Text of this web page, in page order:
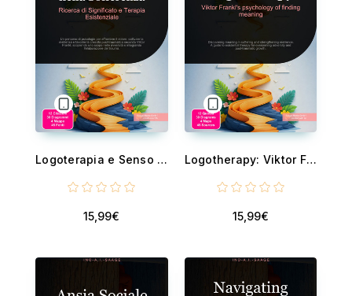
Logoterapia e Senso nella Sofferenza: Ricerca di Significato e Terapia Esistenziale - Un percorso di psicologia per affrontare il dolore, coltivare la resilienza e favorire la crescita post-traumatica secondo Viktor Frankl, ...
15,99€
Logotherapy: Viktor Frankl's psychology of finding meaning - Discovering meaning in suffering and strengthening resilience. A guide to existential therapy for overcoming adversity and post-traumatic growth.
15,99€